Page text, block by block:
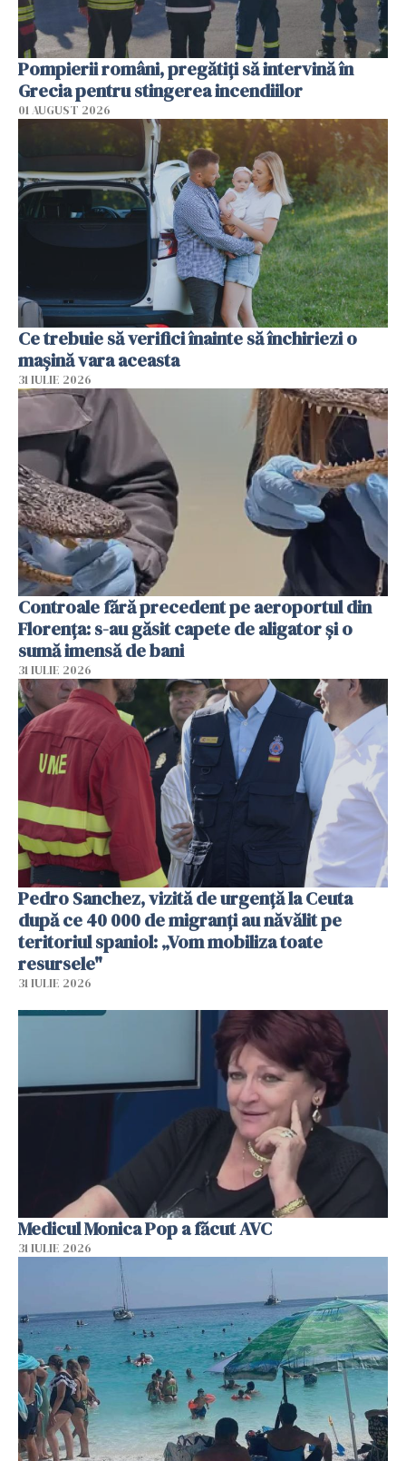
Pompierii români, pregătiţi să intervină în
Grecia pentru stingerea incendiilor
01 AUGUST 2026
Ce trebuie să verifici înainte să închiriezi o
mașină vara aceasta
31 IULIE 2026
Controale fără precedent pe aeroportul din
Florența: s-au găsit capete de aligator și o
sumă imensă de bani
31 IULIE 2026
Pedro Sanchez, vizită de urgență la Ceuta
după ce 40 000 de migranți au năvălit pe
teritoriul spaniol: „Vom mobiliza toate
resursele"
31 IULIE 2026
Medicul Monica Pop a făcut AVC
31 IULIE 2026